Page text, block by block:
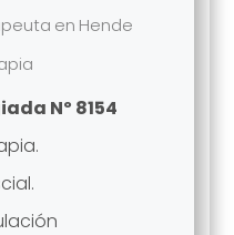
en Hende
Nº 8154